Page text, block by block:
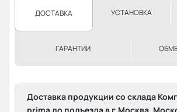
ДОСТАВКА УСТАНОВКА
ГАРАНТИИ
Доставка продукции со склада